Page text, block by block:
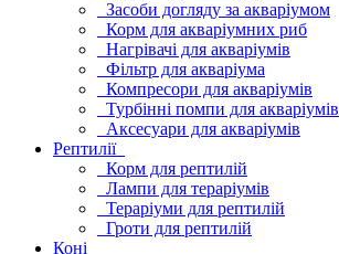
Засоби догляду за акваріумом
Корм для акваріумних риб
Нагрівачі для акваріумів
Фільтр для акваріума
Компресори для акваріумів
Турбінні помпи для акваріумів
Аксесуари для акваріумів
Рептилії
Корм для рептилій
Лампи для тераріумів
Тераріуми для рептилій
Гроти для рептилій
Коні